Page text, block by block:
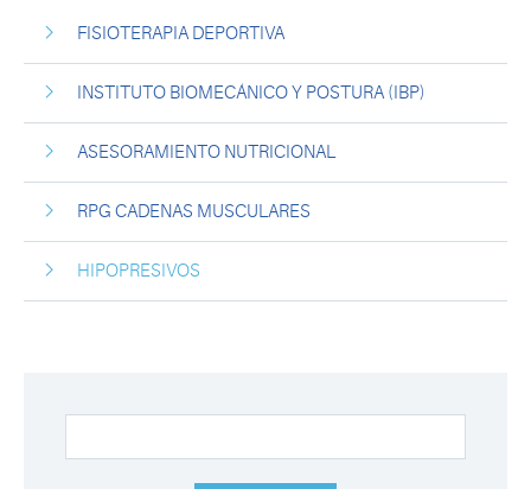
FISIOTERAPIA DEPORTIVA
INSTITUTO BIOMECÁNICO Y POSTURA (IBP)
ASESORAMIENTO NUTRICIONAL
RPG CADENAS MUSCULARES
HIPOPRESIVOS